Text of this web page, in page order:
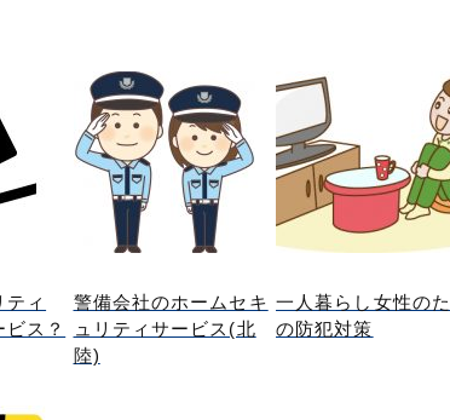
ィ
ス？
警備会社のホームセキ
ュリティサービス(北
陸)
一人暮らし女性の
の防犯対策